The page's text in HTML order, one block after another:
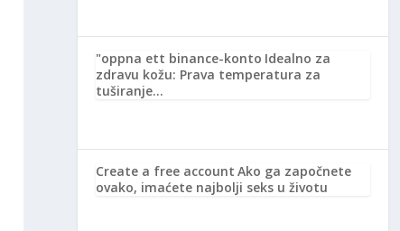
"oppna ett binance-konto Idealno za
zdravu kožu: Prava temperatura za
tuširanje…
Create a free account Ako ga započnete
ovako, imaćete najbolji seks u životu